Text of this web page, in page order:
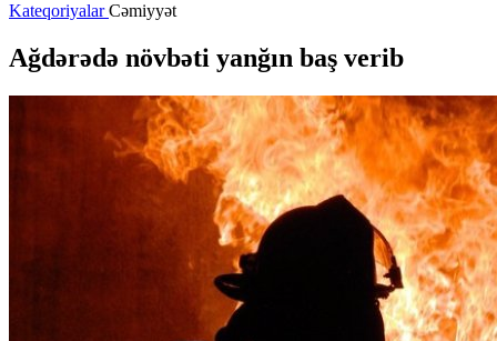
KateqoriyalarCəmiyyət
Ağdərədə növbəti yanğın baş verib